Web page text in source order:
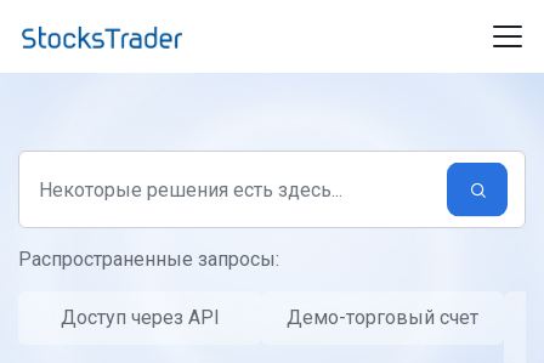
Распространенные запросы:
Доступ через API
Демо-торговый счет